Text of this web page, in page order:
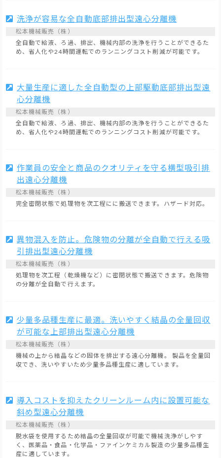
洗浄が容易な全自動底部排出型遠心分離機
松本機械販売（株）
全自動で給液、ろ過、排出、機械内部の洗浄を行うことができるた
め、省人化や24時間運転でのランニングコスト削減が可能です。
大量生産に適した全自動型の上部駆動底部排出型遠
心分離機
松本機械販売（株）
全自動で給液、ろ過、排出、機械内部の洗浄を行うことができるた
め、省人化や24時間運転でのランニングコスト削減が可能です。
作業員の安全と商品のクオリティを守る横型吸引排
出遠心分離機
松本機械販売（株）
完全密閉状態で処理物を次工程にに搬送できます。ハザード対応。
異物混入を防止。危険物の分離が全自動で行える吸
引排出型遠心分離機
松本機械販売（株）
処理物を次工程（乾燥機など）に密閉状態で搬送できます。危険物
の分離が全自動で行えます。
少量多品種生産に最適。洗いやすく結晶の全量回収
が可能な上部排出型遠心分離機
松本機械販売（株）
機械の上から結晶などの固体を排出する遠心分離機。 製品を全量回
収でき、洗いやすいため少量多品種生産に適しています。
導入コストを抑えたクリーンルーム内に設置可能な
斜め型遠心分離機
松本機械販売（株）
脱水袋を使用するため結晶の全量回収が可能で機械洗浄がしやす
く、医薬品・食品・化学品・ファインケミカル製造の少量多品種生
産に適しています。